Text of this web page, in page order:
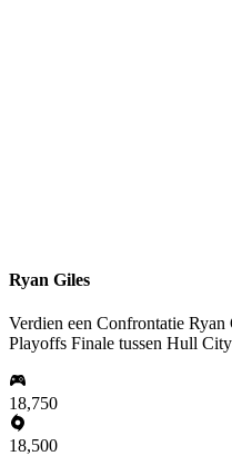
Ryan Giles
Verdien een Confrontatie
Playoffs Finale tussen Hull
18,750
18,500